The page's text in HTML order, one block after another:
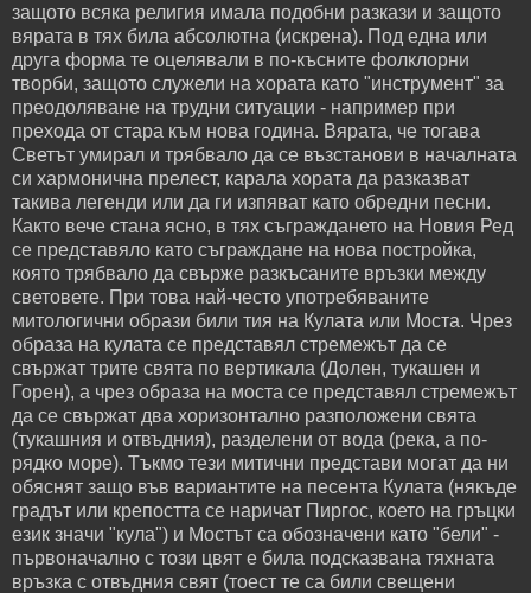
защото всяка религия имала подобни разкази и защото
вярата в тях била абсолютна (искрена). Под една или
друга форма те оцелявали в по-късните фолклорни
творби, защото служели на хората като "инструмент" за
преодоляване на трудни ситуации - например при
прехода от стара към нова година. Вярата, че тогава
Светът умирал и трябвало да се възстанови в началната
си хармонична прелест, карала хората да разказват
такива легенди или да ги изпяват като обредни песни.
Както вече стана ясно, в тях съграждането на Новия Ред
се представяло като съграждане на нова постройка,
която трябвало да свърже разкъсаните връзки между
световете. При това най-често употребяваните
митологични образи били тия на Кулата или Моста. Чрез
образа на кулата се представял стремежът да се
свържат трите свята по вертикала (Долен, тукашен и
Горен), а чрез образа на моста се представял стремежът
да се свържат два хоризонтално разположени свята
(тукашния и отвъдния), разделени от вода (река, а по-
рядко море). Тъкмо тези митични представи могат да ни
обяснят защо във вариантите на песента Кулата (някъде
градът или крепостта се наричат Пиргос, което на гръцки
език значи "кула") и Мостът са обозначени като "бели" -
първоначално с този цвят е била подсказвана тяхната
връзка с отвъдния свят (тоест те са били свещени